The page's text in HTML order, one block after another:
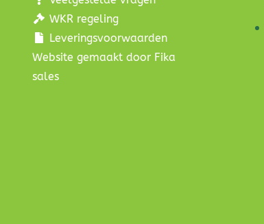
WKR regeling
Leveringsvoorwaarden
Website gemaakt door Fika
sales